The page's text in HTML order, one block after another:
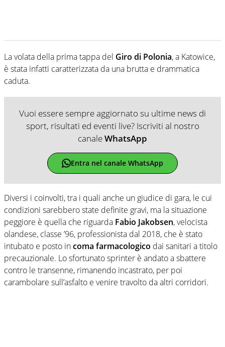
La volata della prima tappa del Giro di Polonia, a Katowice,
è stata infatti caratterizzata da una brutta e drammatica
caduta.
Vuoi essere sempre aggiornato su ultime news di
sport, risultati ed eventi live? Iscriviti al nostro
canaleWhatsApp
Entra nel canale WhatsApp
Diversi i coinvolti, tra i quali anche un giudice di gara, le cui
condizioni sarebbero state definite gravi, ma la situazione
peggiore è quella che riguarda Fabio Jakobsen, velocista
olandese, classe ’96, professionista dal 2018, che è stato
intubato e posto incoma farmacologico dai sanitari a titolo
precauzionale. Lo sfortunato sprinter è andato a sbattere
contro le transenne, rimanendo incastrato, per poi
carambolare sull’asfalto e venire travolto da altri corridori.